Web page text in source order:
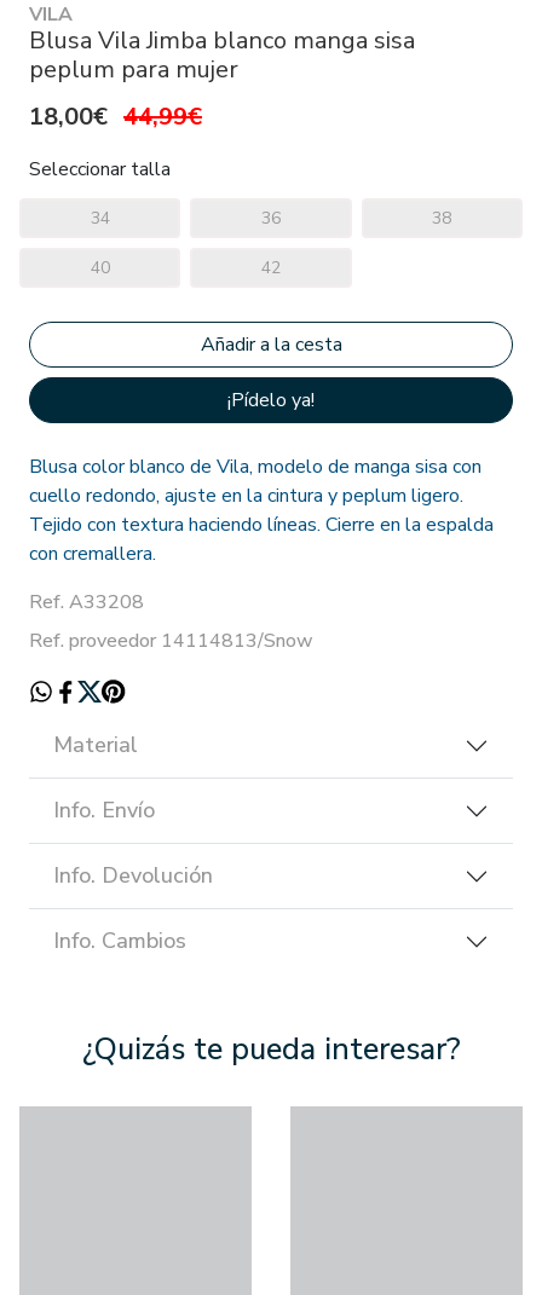
VILA
Blusa Vila Jimba blanco manga sisa
peplum para mujer
18,00€ 44,99€
Seleccionar talla
34 36 38
40 42
¡Pídelo ya!
Blusa color blanco de Vila, modelo de manga sisa con
cuello redondo, ajuste en la cintura y peplum ligero.
Tejido con textura haciendo líneas. Cierre en la espalda
con cremallera.
Ref. A33208
Ref. proveedor 14114813/Snow
Material
Info. Envío
Info. Devolución
Info. Cambios
¿Quizás te pueda interesar?